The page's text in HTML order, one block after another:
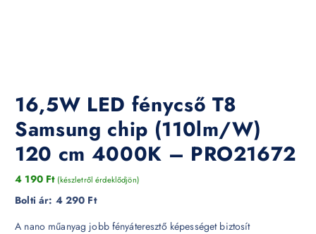
16,5W LED fénycső T8
Samsung chip (110lm/W)
120 cm 4000K – PRO21672
4 190 Ft (készletről érdeklődjön)
Bolti ár: 4 290 Ft
A nano műanyag jobb fényáteresztő képességet biztosít